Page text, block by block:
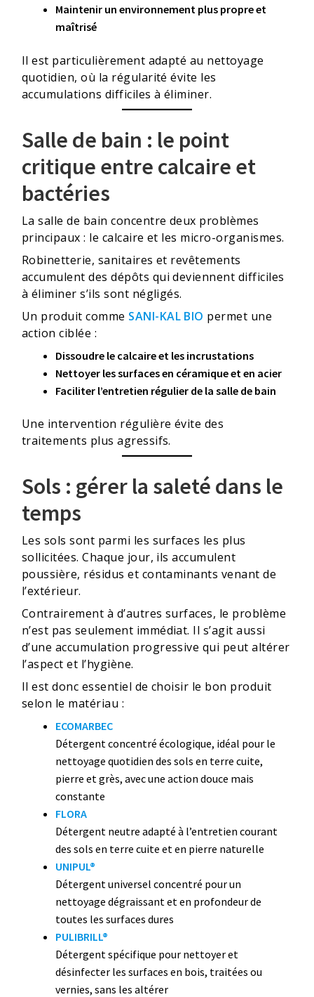
Maintenir un environnement plus propre et
maîtrisé
Il est particulièrement adapté au nettoyage
quotidien, où la régularité évite les
accumulations difficiles à éliminer.
Salle de bain : le point
critique entre calcaire et
bactéries
La salle de bain concentre deux problèmes
principaux : le calcaire et les micro-organismes.
Robinetterie, sanitaires et revêtements
accumulent des dépôts qui deviennent difficiles
à éliminer s’ils sont négligés.
Un produit comme SANI-KAL BIO permet une
action ciblée :
Dissoudre le calcaire et les incrustations
Nettoyer les surfaces en céramique et en acier
Faciliter l’entretien régulier de la salle de bain
Une intervention régulière évite des
traitements plus agressifs.
Sols : gérer la saleté dans le
temps
Les sols sont parmi les surfaces les plus
sollicitées. Chaque jour, ils accumulent
poussière, résidus et contaminants venant de
l’extérieur.
Contrairement à d’autres surfaces, le problème
n’est pas seulement immédiat. Il s’agit aussi
d’une accumulation progressive qui peut altérer
l’aspect et l’hygiène.
Il est donc essentiel de choisir le bon produit
selon le matériau :
ECOMARBEC
Détergent concentré écologique, idéal pour le
nettoyage quotidien des sols en terre cuite,
pierre et grès, avec une action douce mais
constante
FLORA
Détergent neutre adapté à l’entretien courant
des sols en terre cuite et en pierre naturelle
UNIPUL®
Détergent universel concentré pour un
nettoyage dégraissant et en profondeur de
toutes les surfaces dures
PULIBRILL®
Détergent spécifique pour nettoyer et
désinfecter les surfaces en bois, traitées ou
vernies, sans les altérer